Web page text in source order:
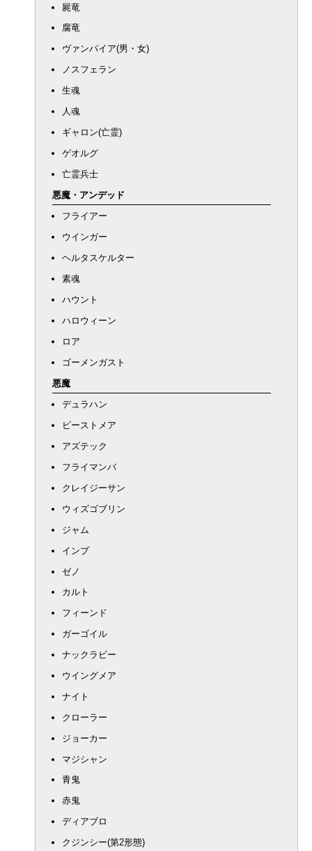
屍竜
腐竜
ヴァンパイア(男・女)
ノスフェラン
生魂
人魂
ギャロン(亡霊)
ゲオルグ
亡霊兵士
悪魔・アンデッド
フライアー
ウインガー
ヘルタスケルター
素魂
ハウント
ハロウィーン
ロア
ゴーメンガスト
悪魔
デュラハン
ビーストメア
アズテック
フライマンバ
クレイジーサン
ウィズゴブリン
ジャム
インプ
ゼノ
カルト
フィーンド
ガーゴイル
ナックラビー
ウイングメア
ナイト
クローラー
ジョーカー
マジシャン
青鬼
赤鬼
ディアブロ
クジンシー(第2形態)